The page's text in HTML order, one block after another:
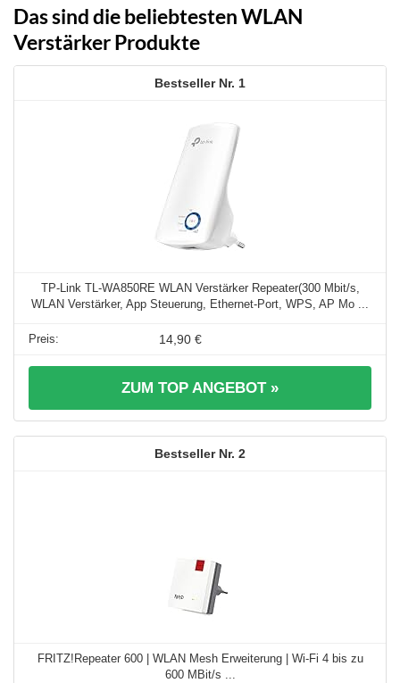
Das sind die beliebtesten WLAN
Verstärker Produkte
1
TP-Link TL-WA850RE WLAN Verstärker Repeater(300 Mbit/s,
WLAN Verstärker, App Steuerung, Ethernet-Port, WPS, AP Mo ...
14,90 €
ZUM TOP ANGEBOT »
2
FRITZ!Repeater 600 | WLAN Mesh Erweiterung | Wi-Fi 4 bis zu
600 MBit/s ...